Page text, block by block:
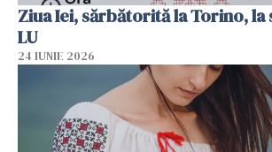
Ziua Iei, sărbătorită la Torino, la
LU
24 IUNIE 2026